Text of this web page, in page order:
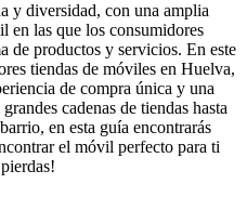
y diversidad, con una amplia
en las que los consumidores
de productos y servicios. En este
tiendas de móviles en Huelva,
de compra única y una
cadenas de tiendas hasta
en esta guía encontrarás
el móvil perfecto para ti